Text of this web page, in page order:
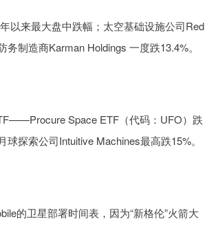
来最大盘中跌幅；太空基础设施公司Red
制造商Karman Holdings 一度跌13.4%。
Space ETF（代码：UFO）跌
探索公司Intuitive Machines最高跌15%。
的卫星部署时间表，因为“新格伦”火箭大